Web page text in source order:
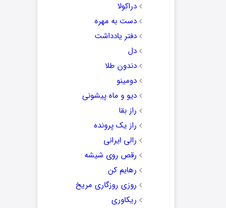
دراکولا
دست به مهره
دفتر یادداشت
دل
دندون طلا
دومینو
دیو و ماه پیشونی
راز بقا
راز یک پرونده
رالی ایرانی
رقص روی شیشه
رهایم کن
روزی روزگاری مریخ
ریکاوری